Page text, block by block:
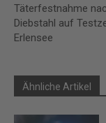
Täterfestnahme
Diebstahl auf
Erlensee
Ähnliche Artikel